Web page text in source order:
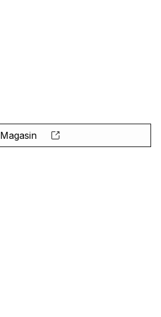
Magasin